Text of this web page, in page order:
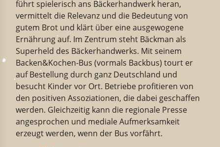
führt spielerisch ans Bäckerhandwerk heran,
vermittelt die Relevanz und die Bedeutung von
gutem Brot und klärt über eine ausgewogene
Ernährung auf. Im Zentrum steht Bäckman als
Superheld des Bäckerhandwerks. Mit seinem
Backen&Kochen-Bus (vormals Backbus) tourt er
auf Bestellung durch ganz Deutschland und
besucht Kinder vor Ort. Betriebe profitieren von
den positiven Assoziationen, die dabei geschaffen
werden. Gleichzeitig kann die regionale Presse
angesprochen und mediale Aufmerksamkeit
erzeugt werden, wenn der Bus vorfährt.